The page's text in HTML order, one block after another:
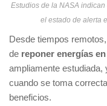
Estudios de la NASA
el estado de alerta
Desde tiempos
de reponer energías
ampliamente estudiada,
cuando se toma
beneficios.